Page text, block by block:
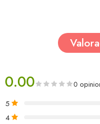
0.00 0
5
4